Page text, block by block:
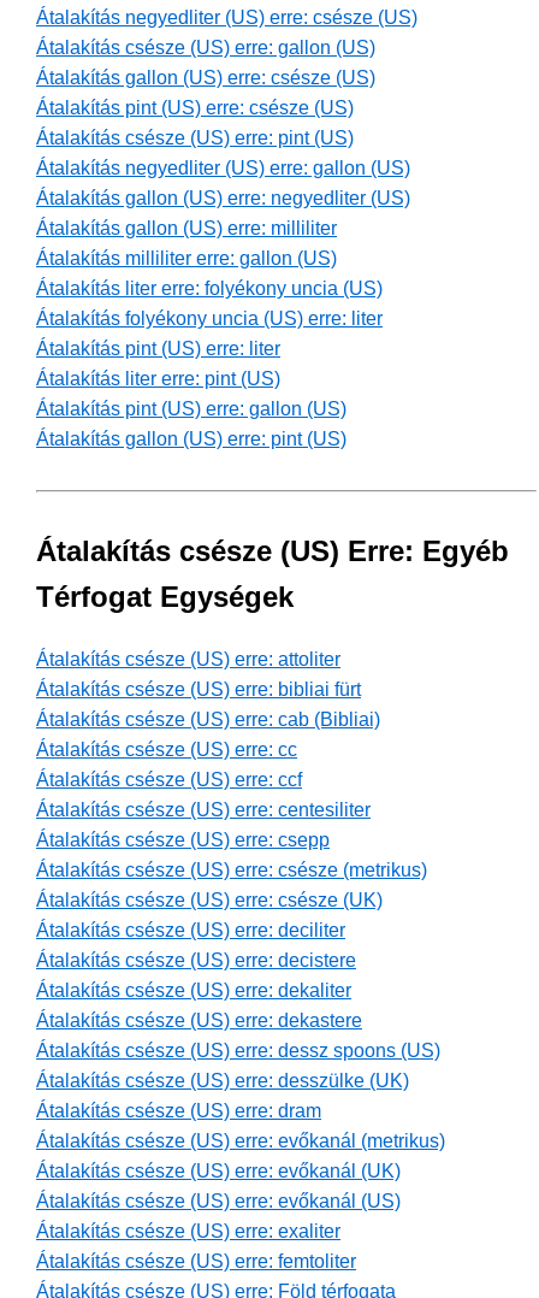
Átalakítás negyedliter (US) erre: csésze (US)
Átalakítás csésze (US) erre: gallon (US)
Átalakítás gallon (US) erre: csésze (US)
Átalakítás pint (US) erre: csésze (US)
Átalakítás csésze (US) erre: pint (US)
Átalakítás negyedliter (US) erre: gallon (US)
Átalakítás gallon (US) erre: negyedliter (US)
Átalakítás gallon (US) erre: milliliter
Átalakítás milliliter erre: gallon (US)
Átalakítás liter erre: folyékony uncia (US)
Átalakítás folyékony uncia (US) erre: liter
Átalakítás pint (US) erre: liter
Átalakítás liter erre: pint (US)
Átalakítás pint (US) erre: gallon (US)
Átalakítás gallon (US) erre: pint (US)
Átalakítás csésze (US) Erre: Egyéb
Térfogat Egységek
Átalakítás csésze (US) erre: attoliter
Átalakítás csésze (US) erre: bibliai fürt
Átalakítás csésze (US) erre: cab (Bibliai)
Átalakítás csésze (US) erre: cc
Átalakítás csésze (US) erre: ccf
Átalakítás csésze (US) erre: centesiliter
Átalakítás csésze (US) erre: csepp
Átalakítás csésze (US) erre: csésze (metrikus)
Átalakítás csésze (US) erre: csésze (UK)
Átalakítás csésze (US) erre: deciliter
Átalakítás csésze (US) erre: decistere
Átalakítás csésze (US) erre: dekaliter
Átalakítás csésze (US) erre: dekastere
Átalakítás csésze (US) erre: dessz spoons (US)
Átalakítás csésze (US) erre: desszülke (UK)
Átalakítás csésze (US) erre: dram
Átalakítás csésze (US) erre: evőkanál (metrikus)
Átalakítás csésze (US) erre: evőkanál (UK)
Átalakítás csésze (US) erre: evőkanál (US)
Átalakítás csésze (US) erre: exaliter
Átalakítás csésze (US) erre: femtoliter
Átalakítás csésze (US) erre: Föld térfogata